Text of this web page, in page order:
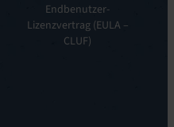
Unsere
Geschichte
Endbenutzer-
Lizenzvertrag (EULA –
CLUF)